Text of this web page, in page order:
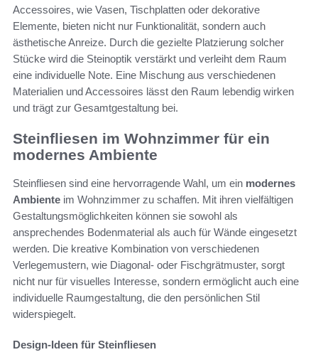
Accessoires, wie Vasen, Tischplatten oder dekorative
Elemente, bieten nicht nur Funktionalität, sondern auch
ästhetische Anreize. Durch die gezielte Platzierung solcher
Stücke wird die Steinoptik verstärkt und verleiht dem Raum
eine individuelle Note. Eine Mischung aus verschiedenen
Materialien und Accessoires lässt den Raum lebendig wirken
und trägt zur Gesamtgestaltung bei.
Steinfliesen im Wohnzimmer für ein
modernes Ambiente
Steinfliesen sind eine hervorragende Wahl, um ein modernes
Ambiente im Wohnzimmer zu schaffen. Mit ihren vielfältigen
Gestaltungsmöglichkeiten können sie sowohl als
ansprechendes Bodenmaterial als auch für Wände eingesetzt
werden. Die kreative Kombination von verschiedenen
Verlegemustern, wie Diagonal- oder Fischgrätmuster, sorgt
nicht nur für visuelles Interesse, sondern ermöglicht auch eine
individuelle Raumgestaltung, die den persönlichen Stil
widerspiegelt.
Design-Ideen für Steinfliesen